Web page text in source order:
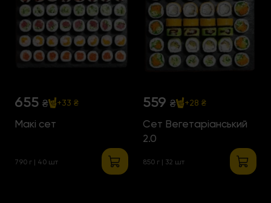
655 ₴ +33 ₴
Макі сет
790 г | 40 шт
559 ₴ +28 ₴
Сет Вегетаріанський
2.0
850 г | 32 шт